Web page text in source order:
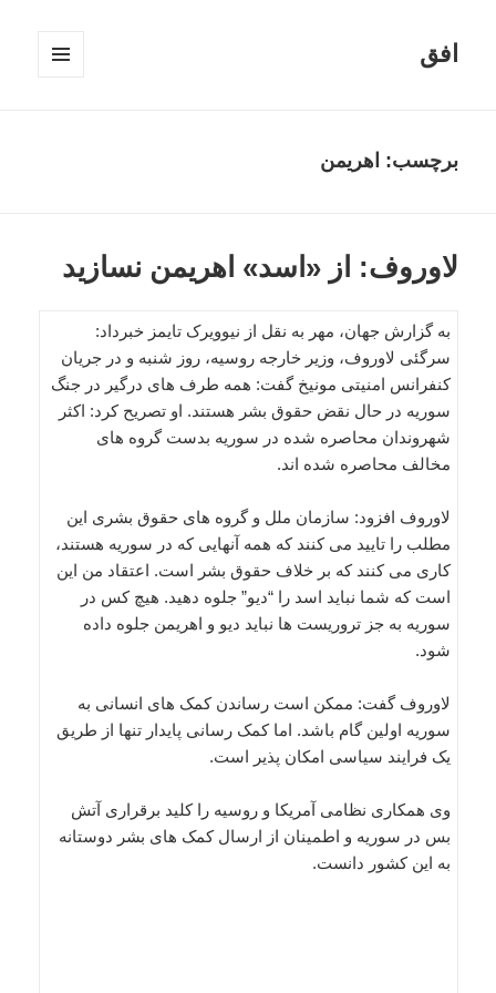
افق
برچسب: اهریمن
لاوروف: از «اسد» اهریمن نسازید
به گزارش جهان، مهر به نقل از نیوویرک تایمز خبرداد:
سرگئی لاوروف، وزیر خارجه روسیه، روز شنبه و در جریان
کنفرانس امنیتی مونیخ گفت: همه طرف های درگیر در جنگ
سوریه در حال نقض حقوق بشر هستند. او تصریح کرد: اکثر
شهروندان محاصره شده در سوریه بدست گروه های
مخالف محاصره شده اند.
لاوروف افزود: سازمان ملل و گروه های حقوق بشری این
مطلب را تایید می کنند که همه آنهایی که در سوریه هستند،
کاری می کنند که بر خلاف حقوق بشر است. اعتقاد من این
است که شما نباید اسد را “دیو” جلوه دهید. هیچ کس در
سوریه به جز تروریست ها نباید دیو و اهریمن جلوه داده
شود.
لاوروف گفت: ممکن است رساندن کمک های انسانی به
سوریه اولین گام باشد. اما کمک رسانی پایدار تنها از طریق
یک فرایند سیاسی امکان پذیر است.
وی همکاری نظامی آمریکا و روسیه را کلید برقراری آتش
بس در سوریه و اطمینان از ارسال کمک های بشر دوستانه
به این کشور دانست.